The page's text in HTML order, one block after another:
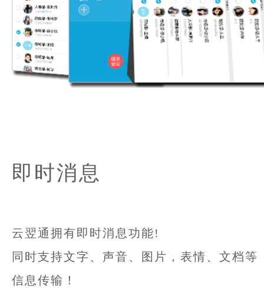
即时消息
云翌通拥有即时消息功能!
同时支持文字、声音、图片，表情、文档等
信息传输！